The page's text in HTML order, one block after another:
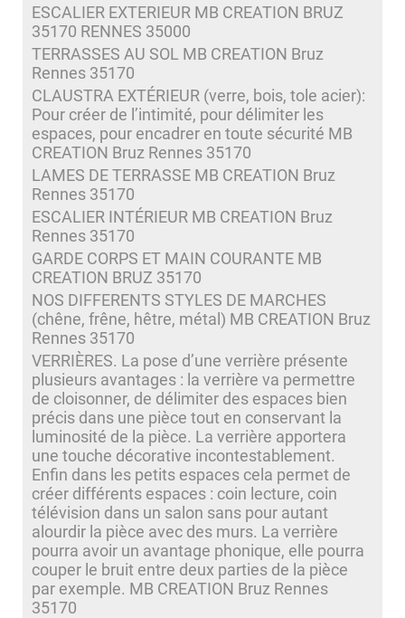
ESCALIER EXTERIEUR MB CREATION BRUZ
35170 RENNES 35000
TERRASSES AU SOL MB CREATION Bruz
Rennes 35170
CLAUSTRA EXTÉRIEUR (verre, bois, tole acier):
Pour créer de l’intimité, pour délimiter les
espaces, pour encadrer en toute sécurité MB
CREATION Bruz Rennes 35170
LAMES DE TERRASSE MB CREATION Bruz
Rennes 35170
ESCALIER INTÉRIEUR MB CREATION Bruz
Rennes 35170
GARDE CORPS ET MAIN COURANTE MB
CREATION BRUZ 35170
NOS DIFFERENTS STYLES DE MARCHES
(chêne, frêne, hêtre, métal) MB CREATION Bruz
Rennes 35170
VERRIÈRES. La pose d’une verrière présente
plusieurs avantages : la verrière va permettre
de cloisonner, de délimiter des espaces bien
précis dans une pièce tout en conservant la
luminosité de la pièce. La verrière apportera
une touche décorative incontestablement.
Enfin dans les petits espaces cela permet de
créer différents espaces : coin lecture, coin
télévision dans un salon sans pour autant
alourdir la pièce avec des murs. La verrière
pourra avoir un avantage phonique, elle pourra
couper le bruit entre deux parties de la pièce
par exemple. MB CREATION Bruz Rennes
35170